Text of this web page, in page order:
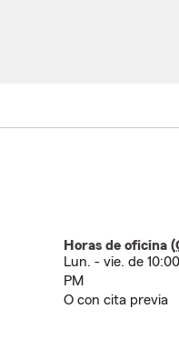
Horas de oficina (
Lun. - vie. de
PM
O con cita previa